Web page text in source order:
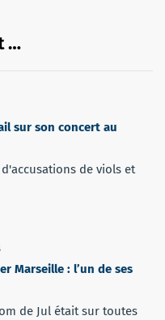
…
sur son concert au
de viols et
Marseille : l’un de ses
de Jul était sur toutes